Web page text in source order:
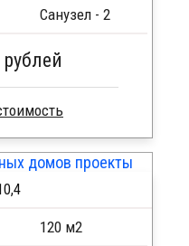
Санузел - 2
рублей
джут
120 м2